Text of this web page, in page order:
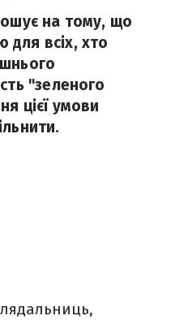
на тому, що
всіх, хто
"зеленого
цієї умови